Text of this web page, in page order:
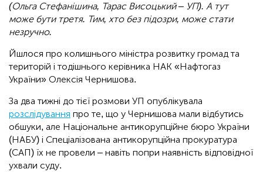
(Ольга Стефанішина, Тарас Висоцький – УП). А тут
може бути третя. Тим, хто без підозри, може стати
незручно.
Йшлося про колишнього міністра розвитку громад та
територій і тодішнього керівника НАК «Нафтогаз
України» Олексія Чернишова.
За два тижні до тієї розмови УП опублікувала
розслідування про те, що у Чернишова мали відбутись
обшуки, але Національне антикорупційне бюро України
(НАБУ) і Спеціалізована антикорупційна прокуратура
(САП) їх не провели – навіть попри наявність відповідної
ухвали суду.